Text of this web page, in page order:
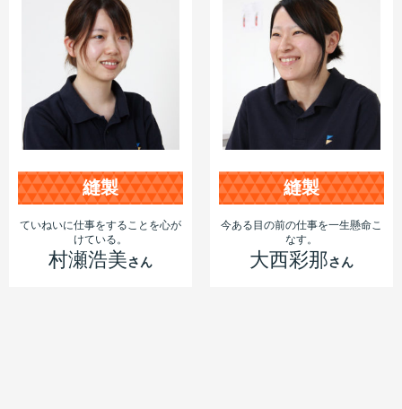
縫製
ていねいに仕事をすることを心が
けている。
村瀬浩美さん
縫製
今ある目の前の仕事を一生懸命こ
なす。
大西彩那さん